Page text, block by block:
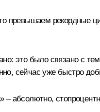
превышаем рекордные
это было связано с
сейчас уже быстро
– абсолютно,